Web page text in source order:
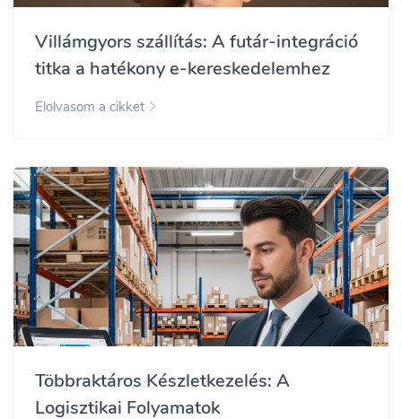
Villámgyors szállítás: A futár-integráció
titka a hatékony e-kereskedelemhez
Elolvasom a cikket
Többraktáros Készletkezelés: A
Logisztikai Folyamatok